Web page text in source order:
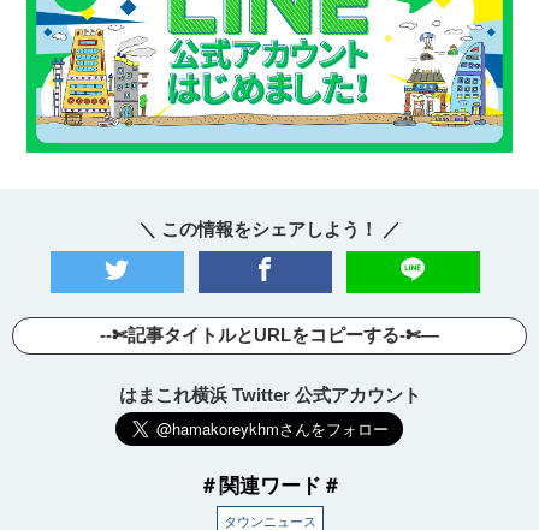
＼ この情報をシェアしよう！ ／
--✄記事タイトルとURLをコピーする-✄—
はまこれ横浜 Twitter 公式アカウント
＃関連ワード＃
タウンニュース
観光ガイド